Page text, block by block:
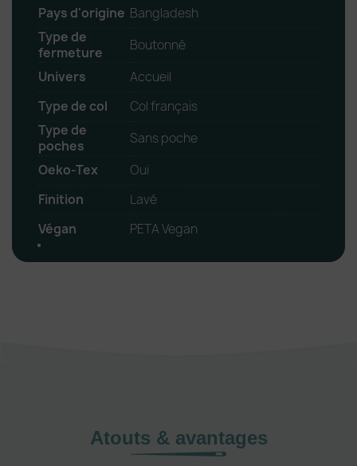
Pays d'origine Bangladesh
Type de
fermeture
Boutonné
Univers
Accueil
Type de col
Col français
Type de
poches
Sans poche
Oeko-Tex
Oui
Finition
Lavé
Végan
PETA Vegan
Atouts & avantages